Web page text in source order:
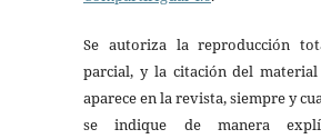
Se autoriza la reproducción
parcial, y la citación del
aparece en la revista, siempre y
se indique de manera